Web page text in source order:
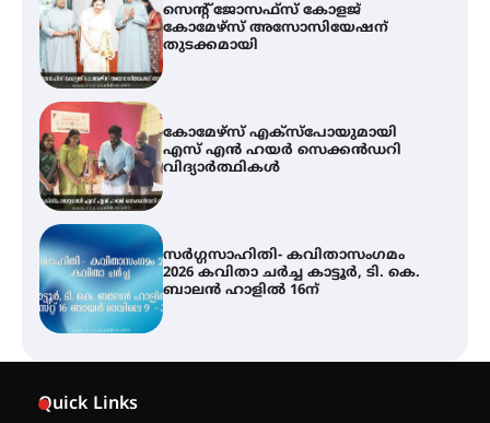
സെന്റ് ജോസഫ്സ് കോളജ്
കോമേഴ്‌സ് അസോസിയേഷന്
തുടക്കമായി
കോമേഴ്സ് എക്സ്പോയുമായി
എസ് എൻ ഹയർ സെക്കൻഡറി
വിദ്യാർത്ഥികൾ
സർഗ്ഗസാഹിതി- കവിതാസംഗമം
2026 കവിതാ ചർച്ച കാട്ടൂർ, ടി. കെ.
ബാലൻ ഹാളിൽ 16ന്
Quick Links